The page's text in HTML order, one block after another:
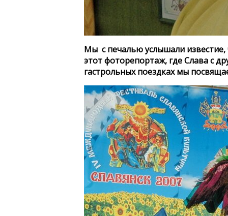
Мы с печалью услышали известие,
этот фоторепортаж, где Слава с
гастрольных поездках мы